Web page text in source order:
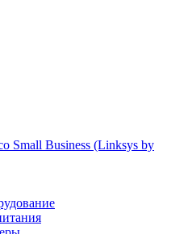
Small Business (Linksys by